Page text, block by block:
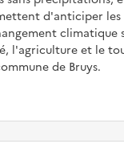
d'anticiper les
climatique
l'agriculture et le
de Bruys.